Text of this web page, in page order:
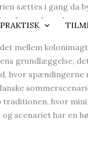
PRAKTISK
sættes i gang da
de overhovedet er
mellem
grundlæggelse,
hvor spændingerne
hvor
scenariet har en